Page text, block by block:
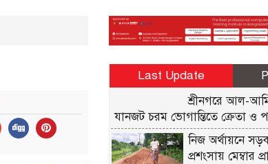
Last Update
শ্রীনগরে আল-
যানজট চরম ভোগান্তিতে ক্রেতা ও
নিজ অর্থায়নে
প্রশংসায় মেম্বার